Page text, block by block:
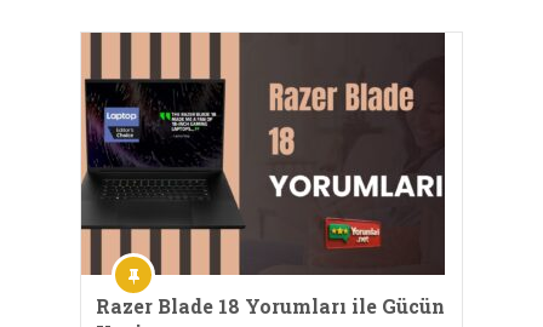
Razer Blade 18 Yorumları ile Gücün